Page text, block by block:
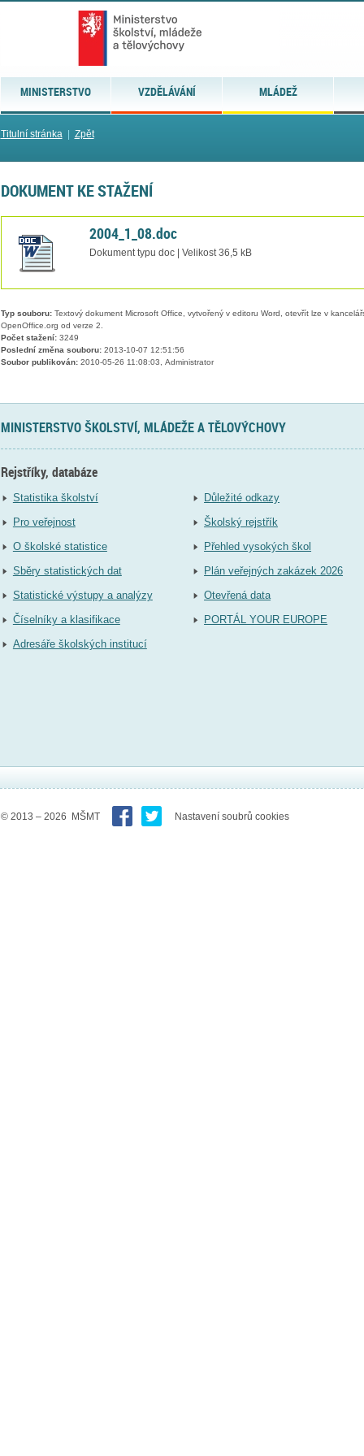
MINISTERSTVO VZDĚLÁVÁNÍ MLÁDEŽ
Titulní stránka| Zpět
DOKUMENT KE STAŽENÍ
2004_1_08.doc
Dokument typu doc | Velikost 36,5 kB
Typ souboru:Textový dokument Microsoft Office, vytvořený v editoru Word, otevřít lze v
OpenOffice.org od verze 2.
Počet stažení:3249
Poslední změna souboru:2013-10-07 12:51:56
Soubor publikován:2010-05-26 11:08:03, Administrator
MINISTERSTVO ŠKOLSTVÍ, MLÁDEŽE A TĚLOVÝCHOVY
Rejstříky, databáze
Statistika školství
Pro veřejnost
O školské statistice
Sběry statistických dat
Statistické výstupy a analýzy
Číselníky a klasifikace
Adresáře školských institucí
Důležité odkazy
Školský rejstřík
Přehled vysokých škol
Plán veřejných zakázek 2026
Otevřená data
PORTÁL YOUR EUROPE
© 2013 – 2026 MŠMT Nastavení soubrů cookies